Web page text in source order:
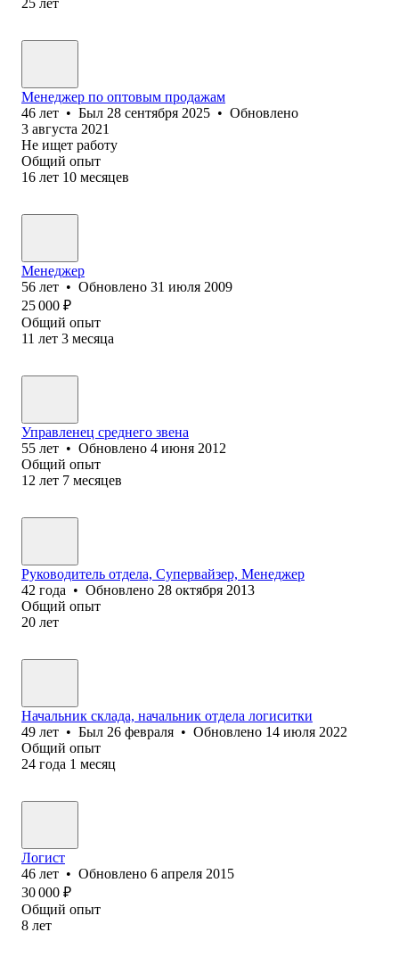
Менеджер по оптовым продажам
46 лет • Был 28 сентября 2025 • Обновлено
3 августа 2021
Не ищет работу
Общий опыт
16 лет 10 месяцев
Менеджер
56 лет • Обновлено 31 июля 2009
25 000 ₽
Общий опыт
11 лет 3 месяца
Управленец среднего звена
55 лет • Обновлено 4 июня 2012
Общий опыт
12 лет 7 месяцев
Руководитель отдела, Супервайзер, Менеджер
42 года • Обновлено 28 октября 2013
Общий опыт
20 лет
Начальник склада, начальник отдела логиситки
49 лет • Был 26 февраля • Обновлено 14 июля 2022
Общий опыт
24 года 1 месяц
Логист
46 лет • Обновлено 6 апреля 2015
30 000 ₽
Общий опыт
8 лет